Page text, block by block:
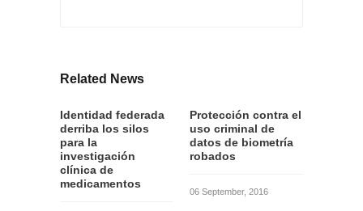
Related News
Identidad federada
derriba los silos
para la
investigación
clínica de
medicamentos
Protección contra el
uso criminal de
datos de biometría
robados
06 September, 2016